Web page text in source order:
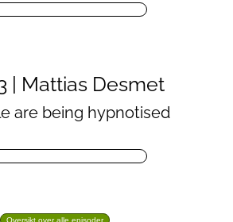
| Mattias Desmet
are being hypnotised
Oversikt over alle episoder